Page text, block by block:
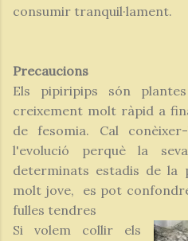
consumir tranquil·lament.
Precaucions
Els pipiripips són
creixement molt ràpid a
de fesomia. Cal
l'evolució perquè la
determinats estadis de la
molt jove, es pot
fulles tendres
Si volem collir els